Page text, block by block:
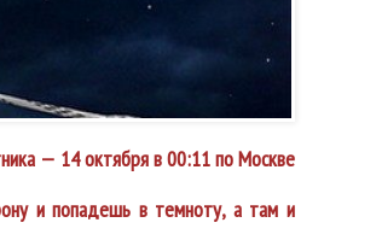
— 14 октября в 00:11 по Москве
и попадешь в темноту, а там и